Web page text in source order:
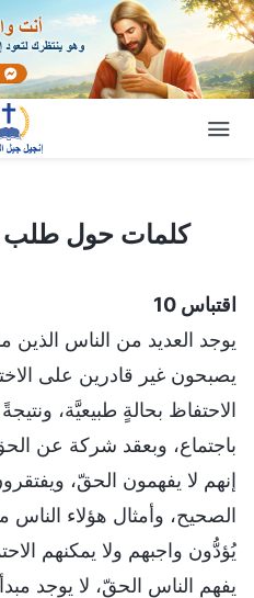
كلمات حول طلب الحق وممارسته
كلمات حول طلب
اقتباس 10
يوجد العديد من الناس الذين
يصبحون غير قادرين على
الاحتفاظ بحالةٍ طبيعيَّة،
باجتماع، وبعقد شركة عن
إنهم لا يفهمون الحقّ،
الصحيح، وأمثال هؤلاء
يُؤدُّون واجبهم ولا يمكنهم
يفهم الناس الحقّ، لا يوجد